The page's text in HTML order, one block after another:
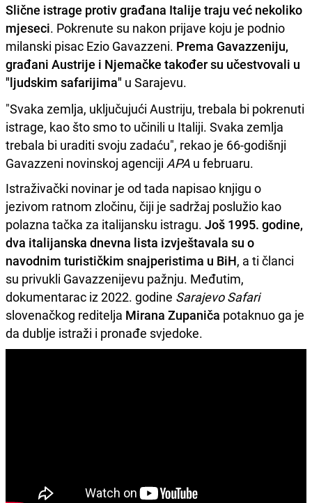
Slične istrage protiv građana Italije traju već nekoliko
mjeseci. Pokrenute su nakon prijave koju je podnio
milanski pisac Ezio Gavazzeni. Prema Gavazzeniju,
građani Austrije i Njemačke također su učestvovali u
"ljudskim safarijima" u Sarajevu.
"Svaka zemlja, uključujući Austriju, trebala bi pokrenuti
istrage, kao što smo to učinili u Italiji. Svaka zemlja
trebala bi uraditi svoju zadaću", rekao je 66-godišnji
Gavazzeni novinskoj agenciji APA u februaru.
Istraživački novinar je od tada napisao knjigu o
jezivom ratnom zločinu, čiji je sadržaj poslužio kao
polazna tačka za italijansku istragu. Još 1995. godine,
dva italijanska dnevna lista izvještavala su o
navodnim turističkim snajperistima u BiH, a ti članci
su privukli Gavazzenijevu pažnju. Međutim,
dokumentarac iz 2022. godine Sarajevo Safari
slovenačkog reditelja Mirana Zupaniča potaknuo ga je
da dublje istraži i pronađe svjedoke.